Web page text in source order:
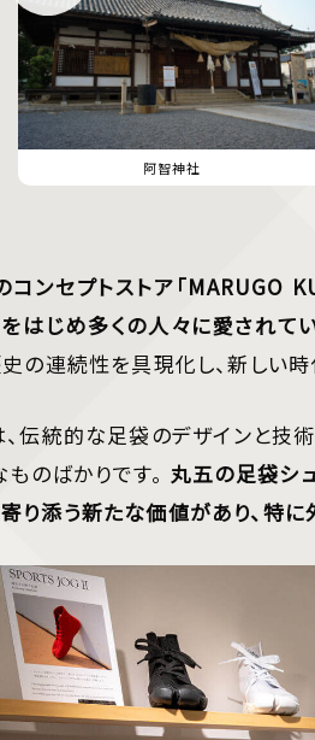
阿智神社
ンセプトストア「MARUGO
はじめ多くの人々に愛されてい
の連続性を具現化し、新しい時
伝統的な足袋のデザインと技
のばかりです。 丸五の足袋シ
り添う新たな価値があり、特に